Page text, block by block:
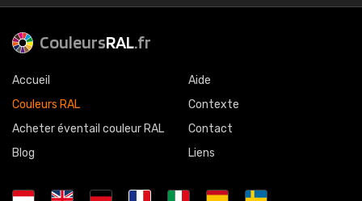
CouleursRAL.fr
Accueil
Couleurs RAL
Acheter éventail couleur RAL
Blog
Aide
Contexte
Contact
Liens